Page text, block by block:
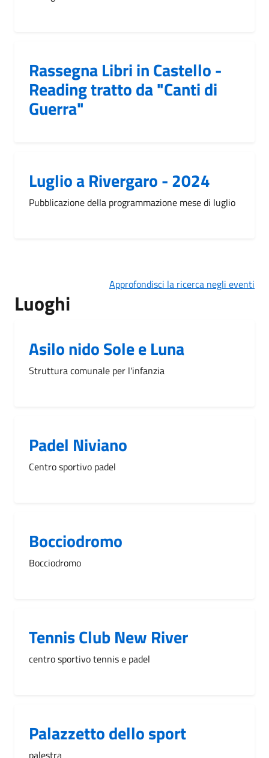
Rassegna Libri in Castello -
Reading tratto da "Canti di
Guerra"
Luglio a Rivergaro - 2024
Pubblicazione della programmazione mese di luglio
Approfondisci la ricerca negli eventi
Luoghi
Asilo nido Sole e Luna
Struttura comunale per l'infanzia
Padel Niviano
Centro sportivo padel
Bocciodromo
Bocciodromo
Tennis Club New River
centro sportivo tennis e padel
Palazzetto dello sport
palestra